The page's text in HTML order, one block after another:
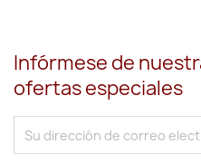
Infórmese de
ofertas especiales